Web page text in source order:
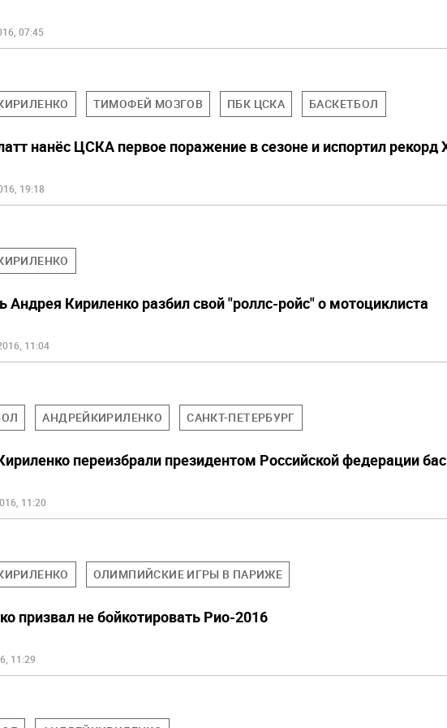
07:45
ТИМОФЕЙ МОЗГОВ ПБК ЦСКА БАСКЕТБОЛ
нанёс ЦСКА первое поражение в сезоне и испортил рекорд
19:18
Андрея Кириленко разбил свой "роллс-ройс" о мотоциклиста
11:04
АНДРЕЙКИРИЛЕНКО САНКТ-ПЕТЕРБУРГ
переизбрали президентом Российской федерации
11:20
ОЛИМПИЙСКИЕ ИГРЫ В ПАРИЖЕ
призвал не бойкотировать Рио-2016
11:29